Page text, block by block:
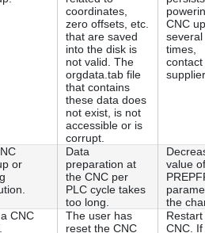
coordinates,
zero offsets, etc.
that are saved
into the disk is
not valid. The
orgdata.tab file
that contains
these data does
not exist, is not
accessible or is
corrupt.
CNC up
several
times,
or
Data
preparation at
the CNC per
PLC cycle takes
too long.
value
the
CNC
The user has
reset the CNC
CNC.